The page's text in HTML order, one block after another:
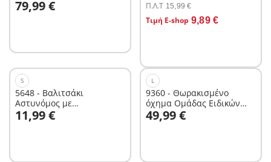
79,99 € Π.Λ.T 15,99 €
Τιμή E-shop 9,89 €
Στο καλάθι
S
5648 - Βαλιτσάκι
Αστυνόμος με
μοτοσικλέτα
11,99 €
Στο καλάθι
L
9360 - Θωρακισμένο
όχημα Ομάδας Ειδικών
Αποστολών
49,99 €
Στο καλάθι